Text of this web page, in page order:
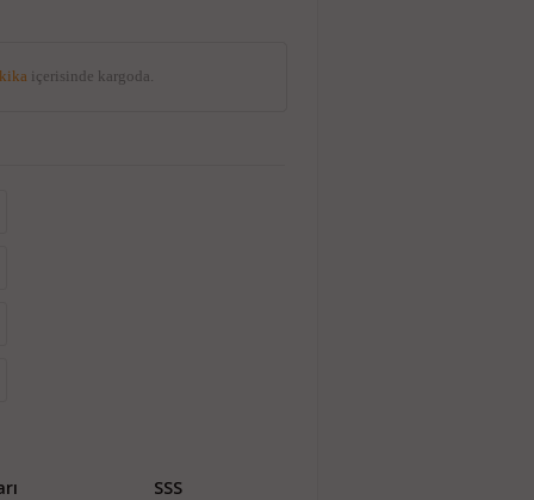
içerisinde kargoda.
SSS